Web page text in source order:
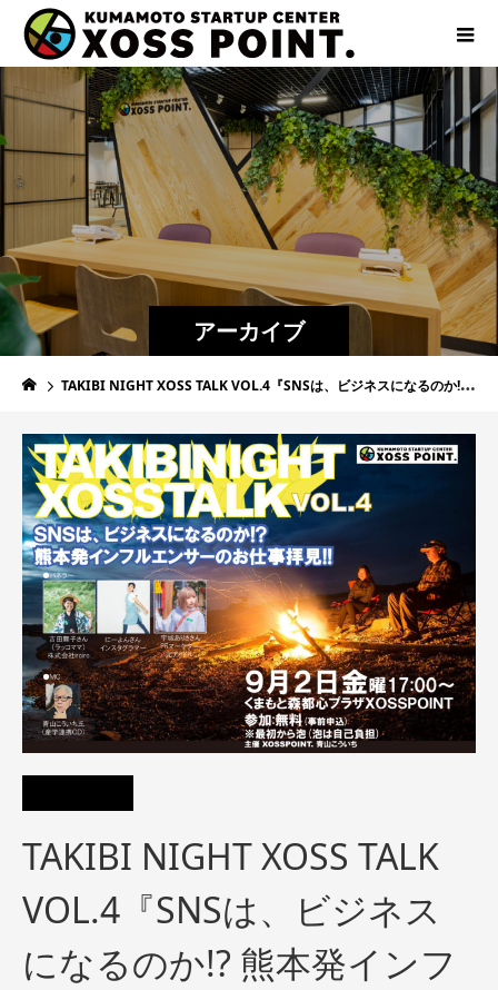
アーカイブ
TAKIBI NIGHT XOSS TALK VOL.4『SNSは、ビジネスになるのか!? 熊本発インフルエンサーのお仕事拝見!!』
TAKIBI NIGHT XOSS TALK
VOL.4『SNSは、ビジネス
になるのか!? 熊本発インフ